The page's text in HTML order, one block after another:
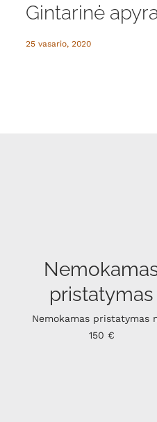
Gintarinė
25 vasario, 2020
pristatymas
Nemokamas pristatymas
150 €